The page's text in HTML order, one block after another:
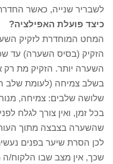
לשבריר שנייה, כאשר
כיצד פועלת האפילציה?
המחט המוחדרת לזקיק
הזקיק (בסיס השערה) עד
השערה יותר. הזקיק מת
בשלב צמיחה (לעומת שלב
שלושה שלבים: צמיחה,
בכל זמן, ואין צורך לגלח
שהשערה בצבצה מתוך
לכן הסרת שיער בפנים
שכך, אין מצב שבו הלקוח/